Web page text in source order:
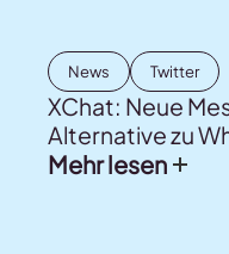
News Twitter
XChat: Neue
Alternative zu
Mehr lesen